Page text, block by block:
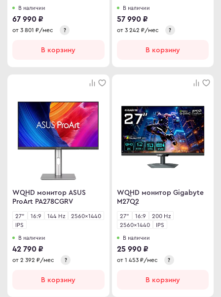
В наличии
67 990 ₽
от 3 801 ₽/мес ?
В корзину
В наличии
57 990 ₽
от 3 242 ₽/мес ?
В корзину
WQHD монитор ASUS
ProArt PA278CGRV
27" 16:9 144 Hz
2560×1440
IPS
В наличии
42 790 ₽
от 2 392 ₽/мес ?
В корзину
WQHD монитор Gigabyte
M27Q2
27" 16:9
200 Hz
2560×1440
IPS
В наличии
25 990 ₽
от 1 453₽/мес ?
В корзину